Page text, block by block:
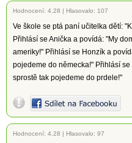
Hodnocení: 4.28 | Hlasovalo: 107
Ve škole se ptá paní učitelka dětí:
Přihlásí se Anička a povídá: "My
ameriky!" Přihlásí se Honzík a
pojedeme do německa!" Přihlásí
sprostě tak pojedeme do prdele!"
Hodnocení: 4.28 | Hlasovalo: 97